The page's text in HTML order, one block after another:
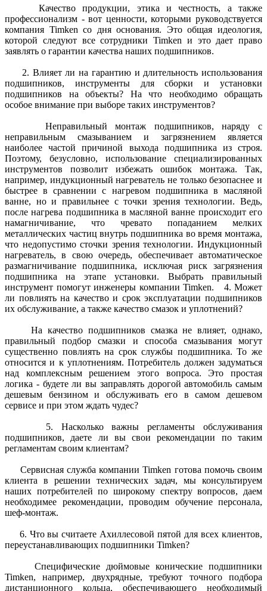
Качество продукции, этика и честность, а также
профессионализм - вот ценности, которыми руководствуется
компания Timken со дня основания. Это общая идеология,
которой следуют все сотрудники Timken и это дает право
заявлять о гарантии качества наших подшипников.
2. Влияет ли на гарантию и длительность использования
подшипников, инструменты для сборки и установки
подшипников на объекты? На что необходимо обращать
особое внимание при выборе таких инструментов?
Неправильный монтаж подшипников, наряду с
неправильным смазыванием и загрязнением является
наиболее частой причиной выхода подшипника из строя.
Поэтому, безусловно, использование специализированных
инструментов позволит избежать ошибок монтажа. Так,
например, индукционный нагреватель не только безопаснее и
быстрее в сравнении с нагревом подшипника в масляной
ванне, но и правильнее с точки зрения технологии. Ведь,
после нагрева подшипника в масляной ванне происходит его
намагничивание, что чревато попаданием мелких
металлических частиц внутрь подшипника во время монтажа,
что недопустимо сточки зрения технологии. Индукционный
нагреватель, в свою очередь, обеспечивает автоматическое
размагничивание подшипника, исключая риск загрязнения
подшипника на этапе установки. Выбрать правильный
инструмент помогут инженеры компании Timken. 4. Может
ли повлиять на качество и срок эксплуатации подшипников
их обслуживание, а также качество смазок и уплотнений?
На качество подшипников смазка не влияет, однако,
правильный подбор смазки и способа смазывания могут
существенно повлиять на срок службы подшипника. То же
относится и к уплотнениям. Потребитель должен задуматься
над комплексным решением этого вопроса. Это простая
логика - будете ли вы заправлять дорогой автомобиль самым
дешевым бензином и обслуживать его в самом дешевом
сервисе и при этом ждать чудес?
5. Насколько важны регламенты обслуживания
подшипников, даете ли вы свои рекомендации по таким
регламентам своим клиентам?
Сервисная служба компании Timken готова помочь своим
клиента в решении технических задач, мы консультируем
наших потребителей по широкому спектру вопросов, даем
необходимее рекомендации, проводим обучение персонала,
шеф-монтаж.
6. Что вы считаете Ахиллесовой пятой для всех клиентов,
переустанавливающих подшипники Timken?
Специфические дюймовые конические подшипники
Timken, например, двухрядные, требуют точного подбора
дистанционного кольца, обеспечивающего необходимый